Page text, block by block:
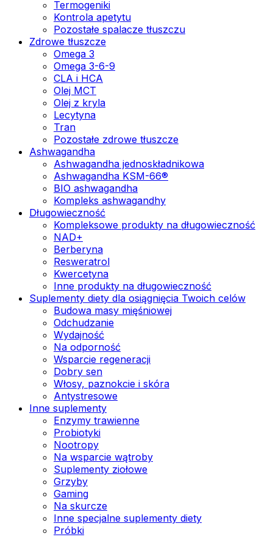
Termogeniki
Kontrola apetytu
Pozostałe spalacze tłuszczu
Zdrowe tłuszcze
Omega 3
Omega 3-6-9
CLA i HCA
Olej MCT
Olej z kryla
Lecytyna
Tran
Pozostałe zdrowe tłuszcze
Ashwagandha
Ashwagandha jednoskładnikowa
Ashwagandha KSM-66®
BIO ashwagandha
Kompleks ashwagandhy
Długowieczność
Kompleksowe produkty na długowieczność
NAD+
Berberyna
Resweratrol
Kwercetyna
Inne produkty na długowieczność
Suplementy diety dla osiągnięcia Twoich celów
Budowa masy mięśniowej
Odchudzanie
Wydajność
Na odporność
Wsparcie regeneracji
Dobry sen
Włosy, paznokcie i skóra
Antystresowe
Inne suplementy
Enzymy trawienne
Probiotyki
Nootropy
Na wsparcie wątroby
Suplementy ziołowe
Grzyby
Gaming
Na skurcze
Inne specjalne suplementy diety
Próbki